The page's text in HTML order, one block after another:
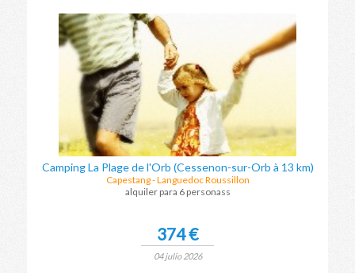
Camping La Plage de l'Orb (Cessenon-sur-Orb à 13 km)
Capestang - Languedoc Roussillon
alquiler para 6 personass
374 €
04 julio 2026